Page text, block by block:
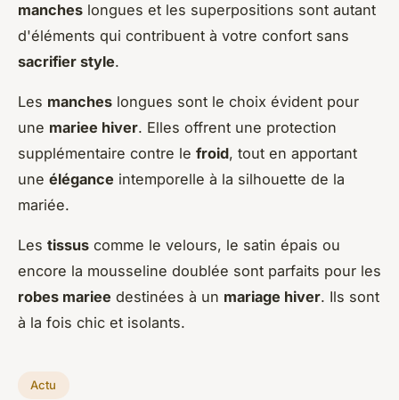
manches longues et les superpositions sont autant
d'éléments qui contribuent à votre confort sans
sacrifier style.
Les manches longues sont le choix évident pour
une mariee hiver. Elles offrent une protection
supplémentaire contre le froid, tout en apportant
une élégance intemporelle à la silhouette de la
mariée.
Les tissus comme le velours, le satin épais ou
encore la mousseline doublée sont parfaits pour les
robes mariee destinées à un mariage hiver. Ils sont
à la fois chic et isolants.
Actu